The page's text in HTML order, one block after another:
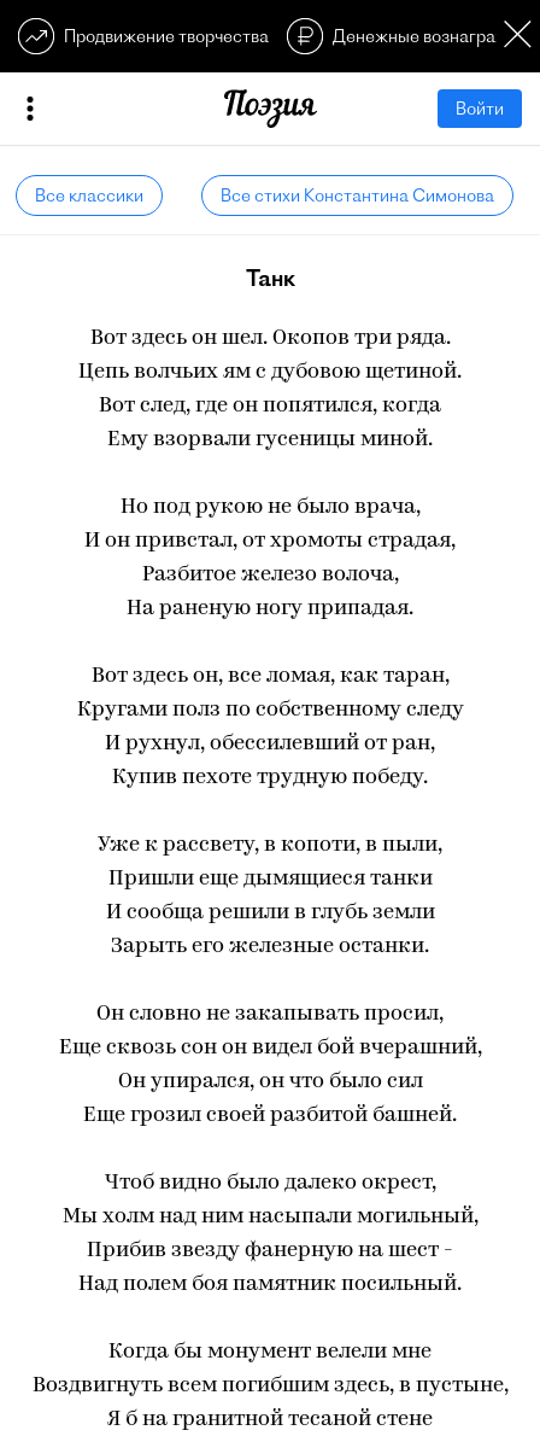
Продвижение творчества Денежные
Войти
Все классики Все стихи Константина Симонова
Танк
Вот здесь он шел. Окопов три ряда.
Цепь волчьих ям с дубовою щетиной.
Вот след, где он попятился, когда
Ему взорвали гусеницы миной.
Но под рукою не было врача,
И он привстал, от хромоты страдая,
Разбитое железо волоча,
На раненую ногу припадая.
Вот здесь он, все ломая, как таран,
Кругами полз по собственному следу
И рухнул, обессилевший от ран,
Купив пехоте трудную победу.
Уже к рассвету, в копоти, в пыли,
Пришли еще дымящиеся танки
И сообща решили в глубь земли
Зарыть его железные останки.
Он словно не закапывать просил,
Еще сквозь сон он видел бой вчерашний,
Он упирался, он что было сил
Еще грозил своей разбитой башней.
Чтоб видно было далеко окрест,
Мы холм над ним насыпали могильный,
Прибив звезду фанерную на шест -
Над полем боя памятник посильный.
Когда бы монумент велели мне
Воздвигнуть всем погибшим здесь, в пустыне,
Я б на гранитной тесаной стене